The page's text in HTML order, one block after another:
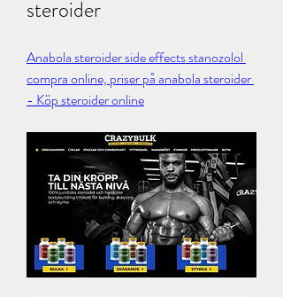
steroider
Anabola steroider side effects stanozolol
compra online, priser på anabola steroider
- Köp steroider online